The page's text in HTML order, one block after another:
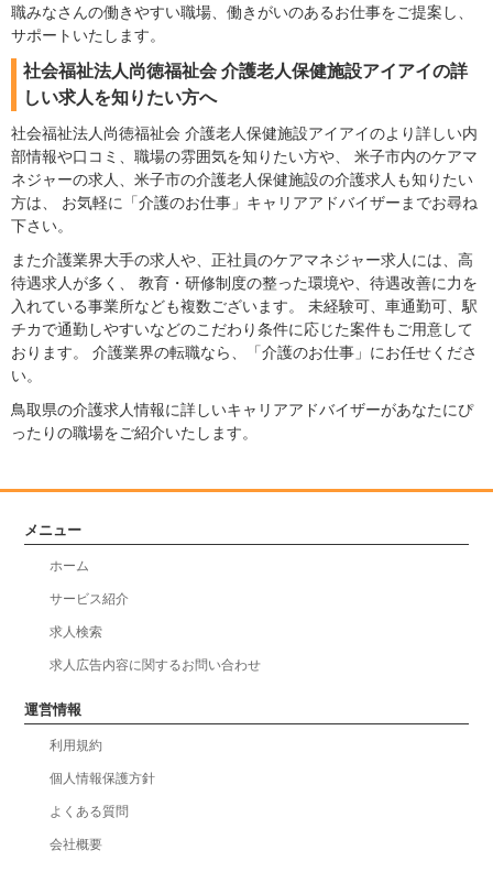
職みなさんの働きやすい職場、働きがいのあるお仕事をご提案し、
サポートいたします。
社会福祉法人尚徳福祉会 介護老人保健施設アイアイの詳
しい求人を知りたい方へ
社会福祉法人尚徳福祉会 介護老人保健施設アイアイのより詳しい内
部情報や口コミ、職場の雰囲気を知りたい方や、 米子市内のケアマ
ネジャーの求人、米子市の介護老人保健施設の介護求人も知りたい
方は、 お気軽に「介護のお仕事」キャリアアドバイザーまでお尋ね
下さい。
また介護業界大手の求人や、正社員のケアマネジャー求人には、高
待遇求人が多く、 教育・研修制度の整った環境や、待遇改善に力を
入れている事業所なども複数ございます。 未経験可、車通勤可、駅
チカで通勤しやすいなどのこだわり条件に応じた案件もご用意して
おります。 介護業界の転職なら、「介護のお仕事」にお任せくださ
い。
鳥取県の介護求人情報に詳しいキャリアアドバイザーがあなたにぴ
ったりの職場をご紹介いたします。
メニュー
ホーム
サービス紹介
求人検索
求人広告内容に関するお問い合わせ
運営情報
利用規約
個人情報保護方針
よくある質問
会社概要